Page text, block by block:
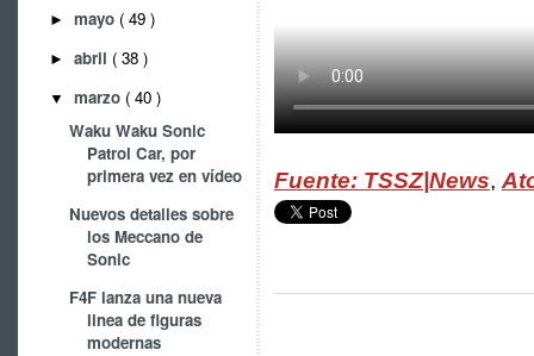
► mayo ( 49 )
► abril ( 38 )
▼ marzo ( 40 )
Waku Waku Sonic
Patrol Car, por
primera vez en vídeo
Nuevos detalles sobre
los Meccano de
Sonic
F4F lanza una nueva
linea de figuras
modernas
Fuente: TSSZ|News,